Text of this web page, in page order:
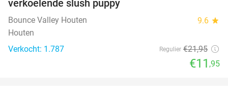
verkoelende slush puppy
Bounce Valley Houten 9.6 star
Houten
Verkocht: 1.787
Regulier €21,95
€11 ,95